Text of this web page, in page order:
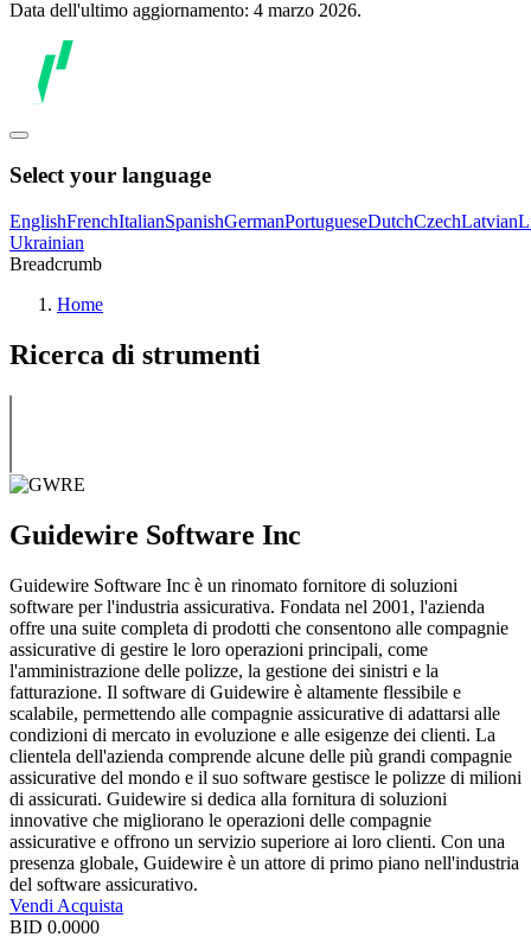
Data dell'ultimo aggiornamento: 4 marzo 2026.
Select your language
EnglishFrenchItalianSpanishGermanPortugueseDutchCzechLatvian
Ukrainian
Breadcrumb
Home
Ricerca di strumenti
Guidewire Software Inc
Guidewire Software Inc è un rinomato fornitore di soluzioni
software per l'industria assicurativa. Fondata nel 2001, l'azienda
offre una suite completa di prodotti che consentono alle compagnie
assicurative di gestire le loro operazioni principali, come
l'amministrazione delle polizze, la gestione dei sinistri e la
fatturazione. Il software di Guidewire è altamente flessibile e
scalabile, permettendo alle compagnie assicurative di adattarsi alle
condizioni di mercato in evoluzione e alle esigenze dei clienti. La
clientela dell'azienda comprende alcune delle più grandi compagnie
assicurative del mondo e il suo software gestisce le polizze di milioni
di assicurati. Guidewire si dedica alla fornitura di soluzioni
innovative che migliorano le operazioni delle compagnie
assicurative e offrono un servizio superiore ai loro clienti. Con una
presenza globale, Guidewire è un attore di primo piano nell'industria
del software assicurativo.
Vendi Acquista
BID 0.0000